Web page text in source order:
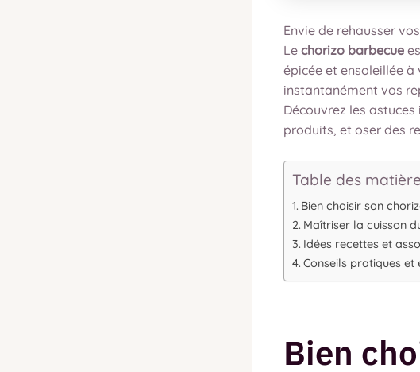
Envie de rehausser
Le chorizo barbecue
épicée et ensoleillée
instantanément vos
Découvrez les
produits, et oser des
Table des
Bien choisir son
Maîtriser la cuisson
Idées recettes et
Conseils pratiques
Bien